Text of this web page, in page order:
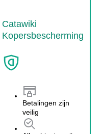
Catawiki
Kopersbescherming
Betalingen zijn
veilig